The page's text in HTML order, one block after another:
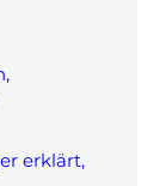
erklärt,